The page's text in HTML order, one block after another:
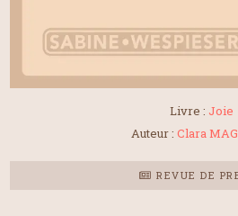
Livre : Joie
Auteur : Clara
REVUE DE